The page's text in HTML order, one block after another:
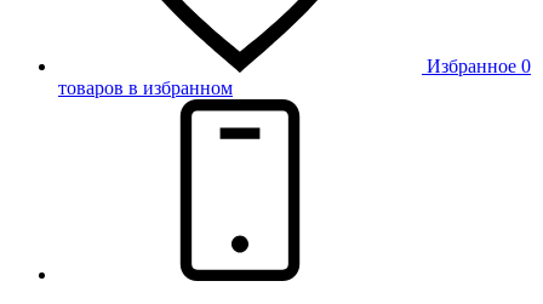
Избранное 0
товаров в избранном